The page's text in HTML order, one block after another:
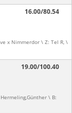
x Nimmerdor \ Z: Tel R, \
16.00/80.54
\ B:
19.00/100.40